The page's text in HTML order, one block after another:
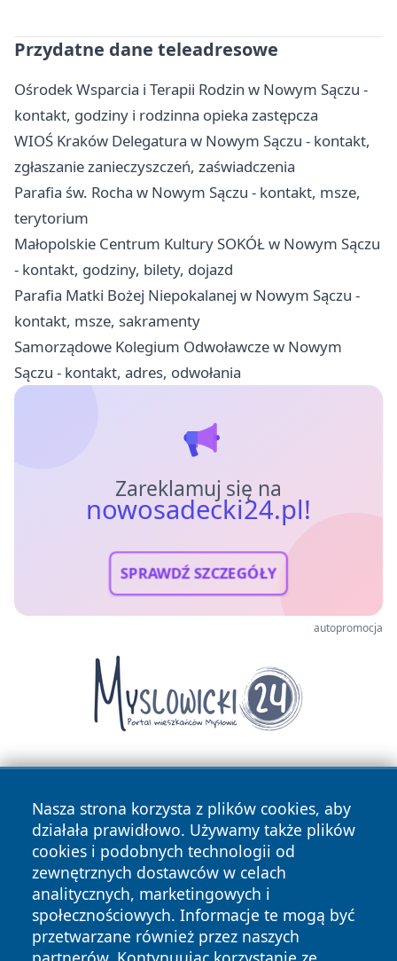
Przydatne dane teleadresowe
Ośrodek Wsparcia i Terapii Rodzin w Nowym Sączu -
kontakt, godziny i rodzinna opieka zastępcza
WIOŚ Kraków Delegatura w Nowym Sączu - kontakt,
zgłaszanie zanieczyszczeń, zaświadczenia
Parafia św. Rocha w Nowym Sączu - kontakt, msze,
terytorium
Małopolskie Centrum Kultury SOKÓŁ w Nowym Sączu
- kontakt, godziny, bilety, dojazd
Parafia Matki Bożej Niepokalanej w Nowym Sączu -
kontakt, msze, sakramenty
Samorządowe Kolegium Odwoławcze w Nowym
Sączu - kontakt, adres, odwołania
Zareklamuj się na
nowosadecki24.pl!
SPRAWDŹ SZCZEGÓŁY
autopromocja
Nasza strona korzysta z plików cookies, aby
działała prawidłowo. Używamy także plików
cookies i podobnych technologii od
zewnętrznych dostawców w celach
analitycznych, marketingowych i
społecznościowych. Informacje te mogą być
przetwarzane również przez naszych
Copyright © 2026 nowosadecki24.pl Wszystkie prawa
zastrzeżone.